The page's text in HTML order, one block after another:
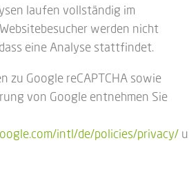
laufen vollständig im
werden nicht
eine Analyse stattfindet.
zu Google reCAPTCHA sowie
von Google entnehmen Sie
intl/de/policies/privacy/